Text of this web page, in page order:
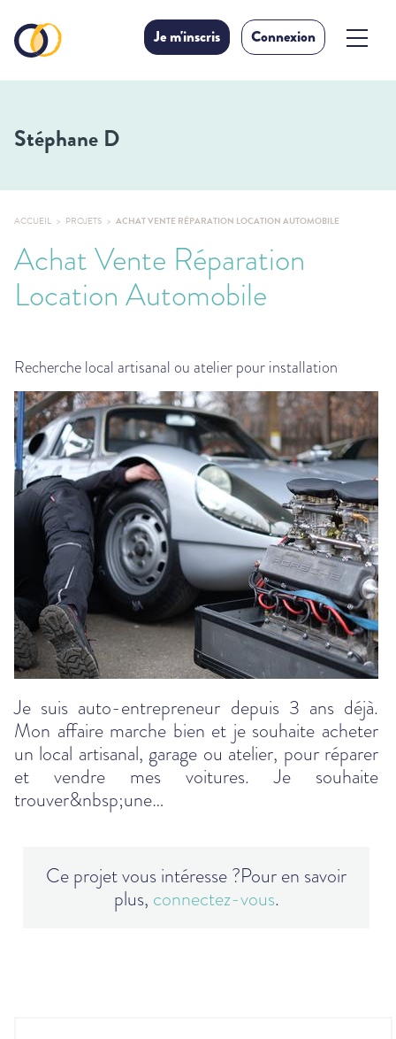
Je m'inscris Connexion
Stéphane D
ACCUEIL PROJETS ACHAT VENTE RÉPARATION LOCATION AUTOMOBILE
Achat Vente Réparation
Location Automobile
Recherche local artisanal ou atelier pour installation
Je suis auto-entrepreneur depuis 3 ans déjà.
Mon affaire marche bien et je souhaite acheter
un local artisanal, garage ou atelier, pour réparer
et vendre mes voitures. Je souhaite
trouver&nbsp;une…
Ce projet vous intéresse ?Pour en savoir
plus, connectez-vous.